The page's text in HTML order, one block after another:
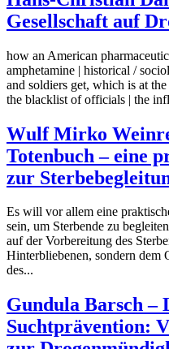
Gesellschaft auf
how an American
amphetamine | historical /
and soldiers get, which is at
the blacklist of officials | the
Wulf Mirko
Totenbuch – eine
zur
Es will vor allem eine
sein, um Sterbende zu
auf der Vorbereitung des
Hinterbliebenen, sondern
des...
Gundula Barsch –
Suchtprävention: